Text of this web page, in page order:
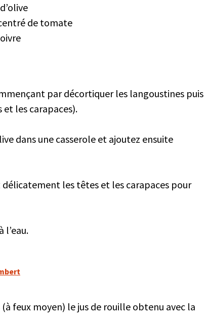
de tomate
par décortiquer les langoustines puis
les carapaces).
dans une casserole et ajoutez ensuite
les têtes et les carapaces pour
l’eau.
feux moyen) le jus de rouille obtenu avec la